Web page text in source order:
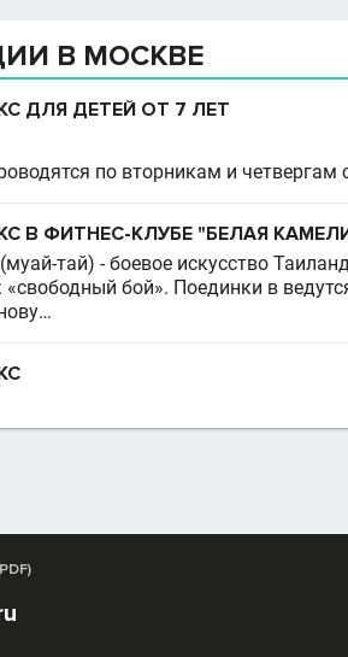
В МОСКВЕ
ДЛЯ ДЕТЕЙ ОТ 7 ЛЕТ
по вторникам и четвергам
В ФИТНЕС-КЛУБЕ "БЕЛАЯ
тай) - боевое искусство
«свободный бой». Поединки в